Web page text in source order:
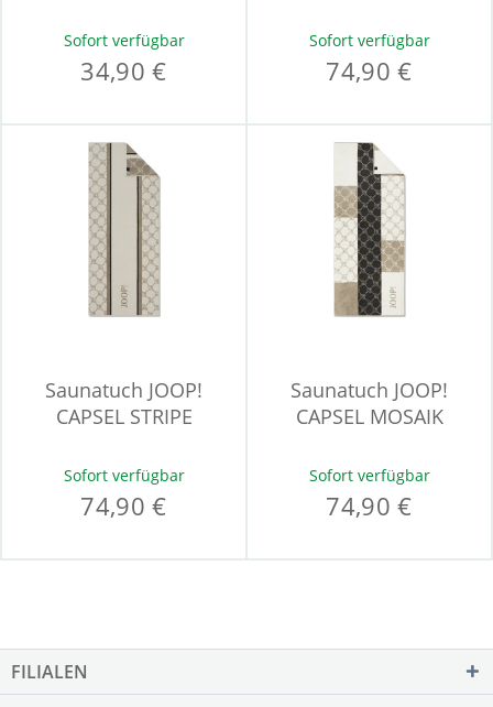
Sofort verfügbar
34,90 €
Sofort verfügbar
74,90 €
Saunatuch JOOP!
CAPSEL STRIPE
Sofort verfügbar
74,90 €
Saunatuch JOOP!
CAPSEL MOSAIK
Sofort verfügbar
74,90 €
FILIALEN